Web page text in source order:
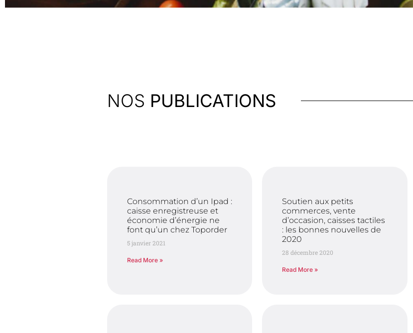
NOS PUBLICATIONS
Consommation d’un Ipad :
caisse enregistreuse et
économie d’énergie ne
font qu’un chez Toporder
5 janvier 2021
Read More »
Soutien aux petits
commerces, vente
d’occasion, caisses tactiles
: les bonnes nouvelles de
2020
28 décembre 2020
Read More »